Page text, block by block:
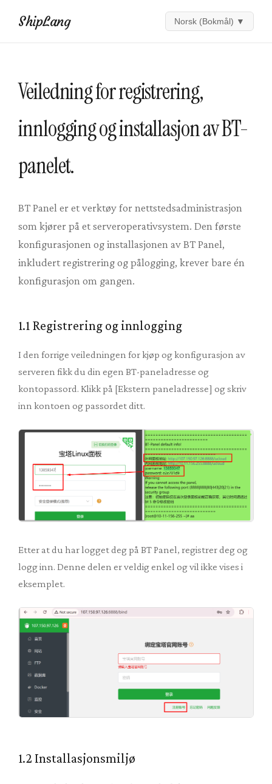
ShipLang Norsk (Bokmål) ▼
Veiledning for registrering,
innlogging og installasjon av BT-
panelet.
BT Panel er et verktøy for nettstedsadministrasjon
som kjører på et serveroperativsystem. Den første
konfigurasjonen og installasjonen av BT Panel,
inkludert registrering og pålogging, krever bare én
konfigurasjon om gangen.
1.1 Registrering og innlogging
I den forrige veiledningen for kjøp og konfigurasjon av
serveren fikk du din egen BT-paneladresse og
kontopassord. Klikk på [Ekstern paneladresse] og skriv
inn kontoen og passordet ditt.
Etter at du har logget deg på BT Panel, registrer deg og
logg inn. Denne delen er veldig enkel og vil ikke vises i
eksemplet.
1.2 Installasjonsmiljø